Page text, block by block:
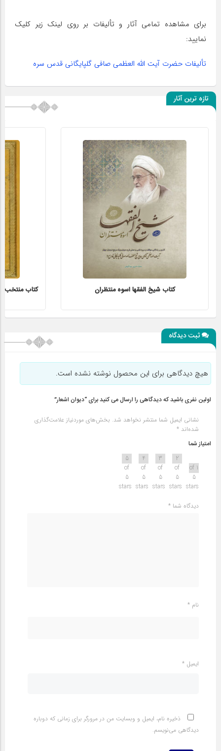
برای مشاهده تمامی آثار و تألیفات بر روی لینک زیر کلیک
نمایید:
تألیفات حضرت آیت اللّه العظمی صافی گلپایگانی قدس سره
تازه ترین آثار
کتاب شیخ الفقها اسوه منتظران کتاب منتخب
ثبت دیدگاه
هیچ دیدگاهی برای این محصول نوشته نشده است.
اولین نفری باشید که دیدگاهی را ارسال می کنید برای “دیوان اشعار”
نشانی ایمیل شما منتشر نخواهد شد. بخش‌های موردنیاز علامت‌گذاری
شده‌اند *
امتیاز شما
1 of
5
stars
2
of
5
stars
3
of
5
stars
4
of
5
stars
5
of
5
stars
دیدگاه شما *
نام *
ایمیل *
ذخیره نام، ایمیل و وبسایت من در مرورگر برای زمانی که دوباره
دیدگاهی می‌نویسم.